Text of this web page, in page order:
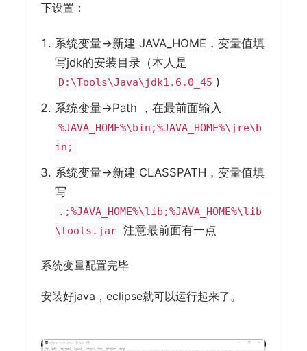
下设置：
系统变量→新建 JAVA_HOME，变量值填
写jdk的安装目录（本人是
D:\Tools\Java\jdk1.6.0_45 )
系统变量→Path ，在最前面输入
%JAVA_HOME%\bin;%JAVA_HOME%\jre\b
in;
系统变量→新建 CLASSPATH，变量值填
写
.;%JAVA_HOME%\lib;%JAVA_HOME%\lib
\tools.jar 注意最前面有一点
系统变量配置完毕
安装好java，eclipse就可以运行起来了。